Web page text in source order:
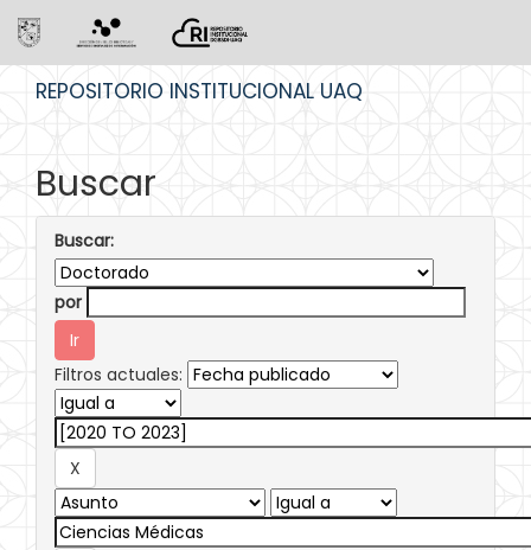
REPOSITORIO INSTITUCIONAL UAQ
Buscar
Buscar:
por
Filtros actuales: